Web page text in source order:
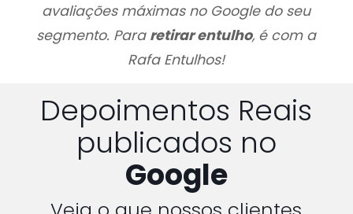
avaliações máximas no Google do seu
segmento. Para retirar entulho, é com a
Rafa Entulhos!
Depoimentos Reais
publicados no
Google